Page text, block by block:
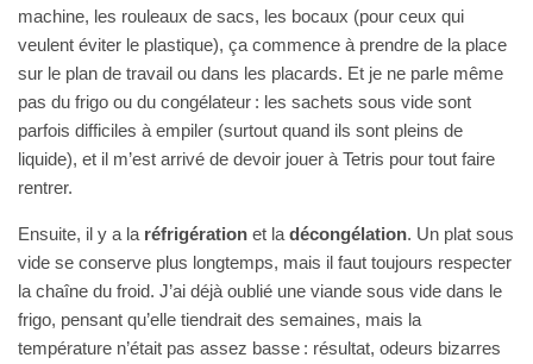
machine, les rouleaux de sacs, les bocaux (pour ceux qui
veulent éviter le plastique), ça commence à prendre de la place
sur le plan de travail ou dans les placards. Et je ne parle même
pas du frigo ou du congélateur : les sachets sous vide sont
parfois difficiles à empiler (surtout quand ils sont pleins de
liquide), et il m’est arrivé de devoir jouer à Tetris pour tout faire
rentrer.
Ensuite, il y a la réfrigération et la décongélation. Un plat sous
vide se conserve plus longtemps, mais il faut toujours respecter
la chaîne du froid. J’ai déjà oublié une viande sous vide dans le
frigo, pensant qu’elle tiendrait des semaines, mais la
température n’était pas assez basse : résultat, odeurs bizarres